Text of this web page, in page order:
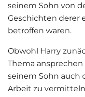
seinem Sohn von
Geschichten derer
betroffen waren.
Obwohl Harry
Thema
seinem Sohn auch
Arbeit zu